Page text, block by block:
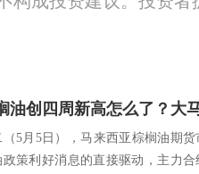
（5月5日），马来西亚棕榈油期
政策利好消息的直接驱动，主力